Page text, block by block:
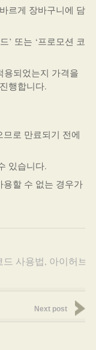
르게 장바구니에 담
’ 또는 ‘프로모션 코
용되었는지 가격을
행합니다.
로 만료되기 전에
있습니다.
할 수 없는 경우가
드 사용법, 아이허브
Next post